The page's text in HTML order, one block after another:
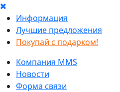
Информация
Лучшие предложения
Покупай с подарком!
Компания MMS
Новости
Форма связи